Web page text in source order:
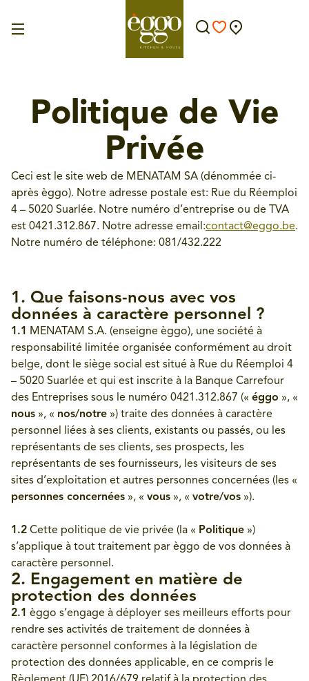
Politique de Vie
Privée
Ceci est le site web de MENATAM SA (dénommée ci-
après èggo). Notre adresse postale est: Rue du Réemploi
4 – 5020 Suarlée. Notre numéro d’entreprise ou de TVA
est 0421.312.867. Notre adresse email:contact@eggo.be.
Notre numéro de téléphone: 081/432.222
1. Que faisons-nous avec vos
données à caractère personnel ?
1.1
MENATAM S.A. (enseigne èggo), une société à
responsabilité limitée organisée conformément au droit
belge, dont le siège social est situé à Rue du Réemploi 4
– 5020 Suarlée et qui est inscrite à la Banque Carrefour
des Entreprises sous le numéro 0421.312.867 (« éggo », «
nous », « nos/notre ») traite des données à caractère
personnel liées à ses clients, existants ou passés, ou les
représentants de ses clients, ses prospects, les
représentants de ses fournisseurs, les visiteurs de ses
sites d’exploitation et autres personnes concernées (les «
personnes concernées », « vous », « votre/vos »).
1.2 Cette politique de vie privée (la « Politique »)
s’applique à tout traitement par èggo de vos données à
caractère personnel.
2. Engagement en matière de
protection des données
2.1 èggo s’engage à déployer ses meilleurs efforts pour
rendre ses activités de traitement de données à
caractère personnel conformes à la législation de
protection des données applicable, en ce compris le